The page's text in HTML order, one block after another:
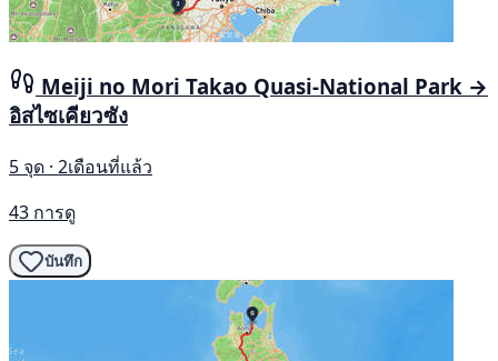
Meiji no Mori Takao Quasi-National Park →
อิสไซเคียวซัง
5 จุด · 2เดือนที่แล้ว
43 การดู
บันทึก